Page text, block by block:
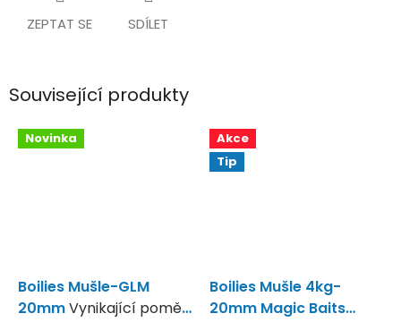
ZEPTAT SE SDÍLET
Související produkty
Novinka
Boilies Mušle-GLM
20mmVynikající poměr
Akce
Tip
Boilies Mušle 4kg-
20mm Magic Baits